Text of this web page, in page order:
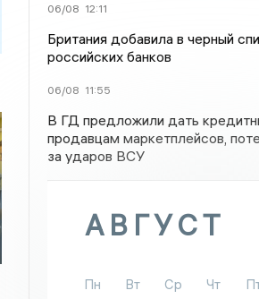
06/08 12:11
Британия добавила в черный
российских банков
06/08 11:55
В ГД предложили дать
продавцам маркетплейсов,
за ударов ВСУ
АВГУСТ
Пн Вт Ср Чт